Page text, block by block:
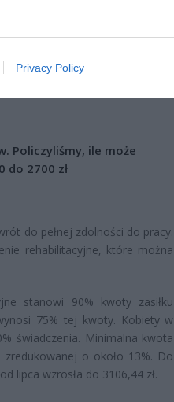
Privacy Policy
Policzyliśmy, ile może
do 2700 zł
do pełnej zdolności do pracy.
rehabilitacyjne, które można
stanowi 90% kwoty zasiłku
75% tej kwoty. Kobiety w
świadczenia. Minimalna kwota
o około 13%. Do
lipca wzrosła do 3106,44 zł.